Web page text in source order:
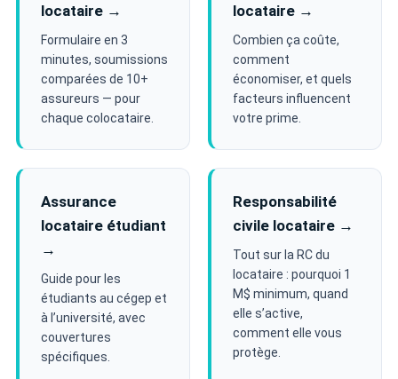
locataire →
Formulaire en 3
minutes, soumissions
comparées de 10+
assureurs — pour
chaque colocataire.
locataire →
Combien ça coûte,
comment
économiser, et quels
facteurs influencent
votre prime.
Assurance
locataire étudiant
→
Guide pour les
étudiants au cégep et
à l’université, avec
couvertures
spécifiques.
Responsabilité
civile locataire →
Tout sur la RC du
locataire : pourquoi 1
M$ minimum, quand
elle s’active,
comment elle vous
protège.